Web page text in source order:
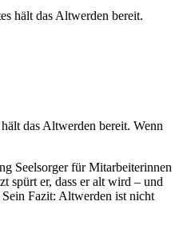
das Altwerden bereit. Wenn
Seelsorger für Mitarbeiterinnen
spürt er, dass er alt wird – und
Fazit: Altwerden ist nicht